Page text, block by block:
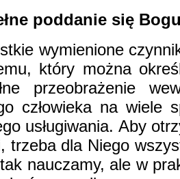
poddanie się
wymienione
który można
przeobrażenie
człowieka na wiele
usługiwania. Aby
trzeba dla Niego
nauczamy, ale w